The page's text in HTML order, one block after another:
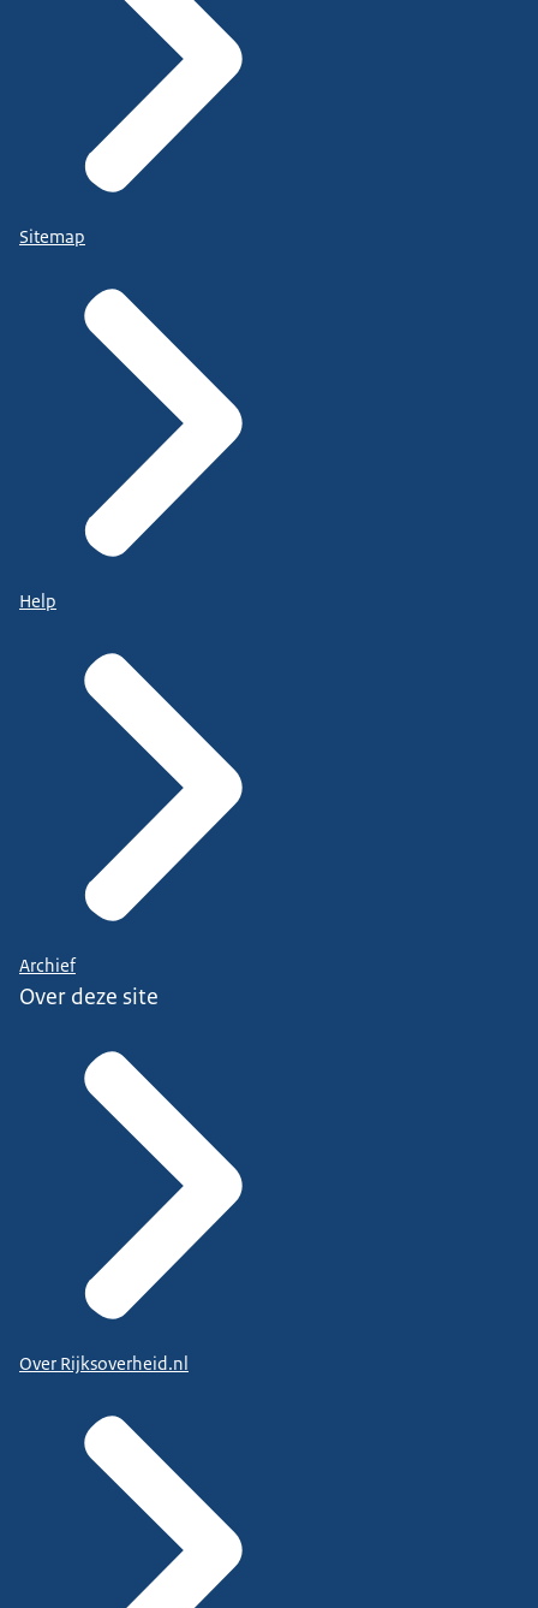
Sitemap
Help
Archief
Over deze site
Over Rijksoverheid.nl